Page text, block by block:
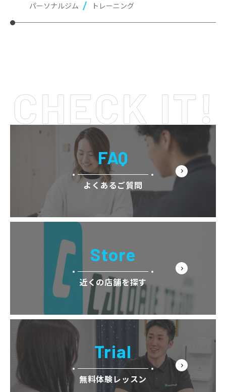
パーソナルジム
トレーニング
FAQ
よくあるご質問
Store
近くの店舗を探す
Trial
無料体験レッスン